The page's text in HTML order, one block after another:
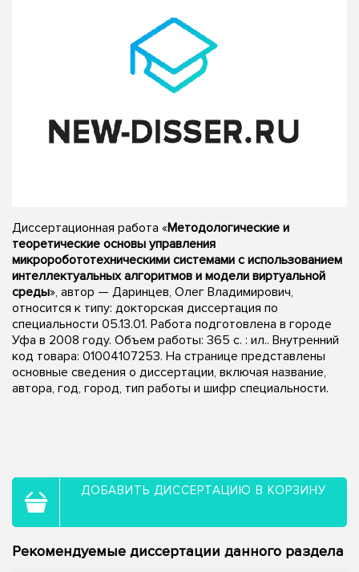
Диссертационная работа «Методологические и
теоретические основы управления
микроробототехническими системами с использованием
интеллектуальных алгоритмов и модели виртуальной
среды», автор — Даринцев, Олег Владимирович,
относится к типу: докторская диссертация по
специальности 05.13.01. Работа подготовлена в городе
Уфа в 2008 году. Объем работы: 365 с. : ил.. Внутренний
код товара: 01004107253. На странице представлены
основные сведения о диссертации, включая название,
автора, год, город, тип работы и шифр специальности.
ДОБАВИТЬ ДИССЕРТАЦИЮ В КОРЗИНУ
Рекомендуемые диссертации данного раздела